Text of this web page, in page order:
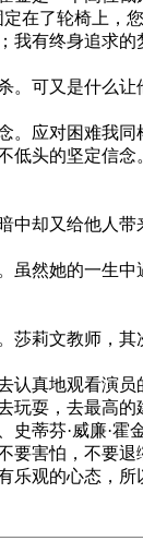
在了轮椅上
我有终身追
可又是什么
应对困难我
低头的坚定信念
却又给他人
然她的一生
莉文教师，
真地观看演员
耍，去最高的
蒂芬·威廉·霍金
害怕，不要
观的心态，所